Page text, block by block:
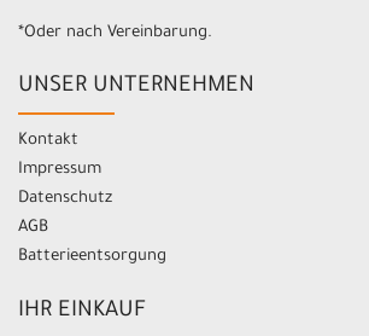
*Oder nach Vereinbarung.
UNSER UNTERNEHMEN
Kontakt
Impressum
Datenschutz
AGB
Batterieentsorgung
IHR EINKAUF